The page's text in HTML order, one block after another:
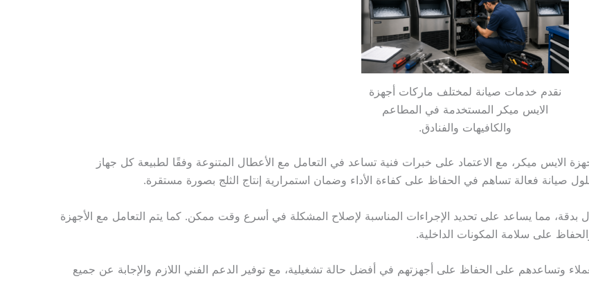
نقدم خدمات صيانة لمختلف ماركات أجهزة
الايس ميكر المستخدمة في المطاعم
والكافيهات والفنادق.
الايس ميكر، مع الاعتماد على خبرات فنية تساعد في التعامل مع الأعطال المتنوعة وفقًا لطبيعة كل جهاز
صيانة فعالة تساهم في الحفاظ على كفاءة الأداء وضمان استمرارية إنتاج الثلج بصورة مستقرة.
مما يساعد على تحديد الإجراءات المناسبة لإصلاح المشكلة في أسرع وقت ممكن. كما يتم التعامل مع الأجهزة
على سلامة المكونات الداخلية.
وتساعدهم على الحفاظ على أجهزتهم في أفضل حالة تشغيلية، مع توفير الدعم الفني اللازم والإجابة عن جميع